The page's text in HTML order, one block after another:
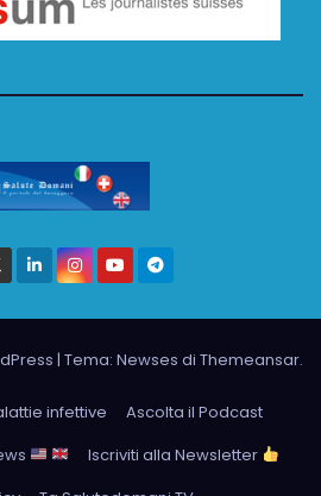
| Tema: Newses di Themeansar.
infettive
Ascolta il Podcast
Iscriviti alla Newsletter